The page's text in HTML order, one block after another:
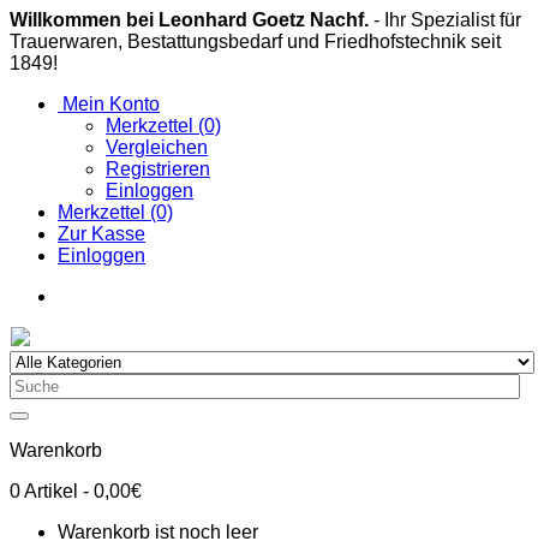
Willkommen bei Leonhard Goetz Nachf. - Ihr Spezialist für
Trauerwaren, Bestattungsbedarf und Friedhofstechnik seit
1849!
Mein Konto
Merkzettel (0)
Vergleichen
Registrieren
Einloggen
Merkzettel (0)
Zur Kasse
Einloggen
Warenkorb
0Artikel - 0,00€
Warenkorb ist noch leer